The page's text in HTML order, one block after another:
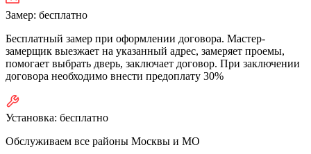
Замер: бесплатно
Бесплатный замер при оформлении договора. Мастер-
замерщик выезжает на указанный адрес, замеряет проемы,
помогает выбрать дверь, заключает договор. При заключении
договора необходимо внести предоплату 30%
Установка: бесплатно
Обслуживаем все районы Москвы и МО